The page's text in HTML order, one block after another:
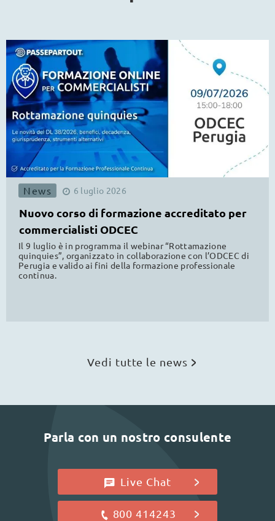
News 6 luglio 2026
Nuovo corso di formazione accreditato per
commercialisti ODCEC
Il 9 luglio è in programma il webinar “Rottamazione
quinquies”, organizzato in collaborazione con l’ODCEC di
Perugia e valido ai fini della formazione professionale
continua.
Vedi tutte le news
Parla con un nostro consulente
Live Chat
800 414243